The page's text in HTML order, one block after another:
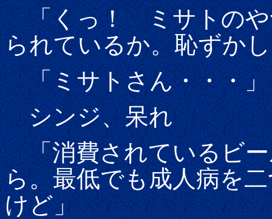
「くっ！ ミサトのや
られているか。恥ずか
「ミサトさん・・・」
シンジ、呆れ
「消費されているビー
ら。最低でも成人病を
けど」